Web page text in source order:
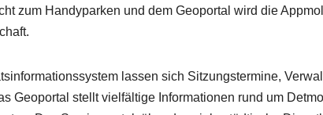
zum Handyparken und dem Geoportal wird die
lassen sich Sitzungstermine,
Geoportal stellt vielfältige Informationen rund um